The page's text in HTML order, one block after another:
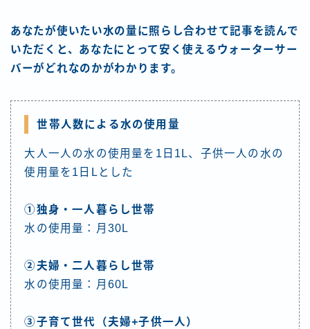
あなたが使いたい水の量に照らし合わせて記事を読んで
いただくと、あなたにとって安く使えるウォーターサー
バーがどれなのかがわかります。
世帯人数による水の使用量
大人一人の水の使用量を1日1L、子供一人の水の
使用量を1日Lとした
①独身・一人暮らし世帯
水の使用量：月30L
②夫婦・二人暮らし世帯
水の使用量：月60L
③子育て世代（夫婦+子供一人）